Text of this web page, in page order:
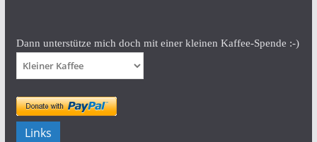
Dann unterstütze mich doch mit einer kleinen Kaffee-Spende :-)
Links